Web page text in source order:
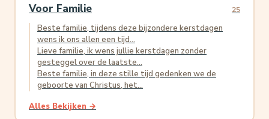
Voor Familie 25
Beste familie, tijdens deze bijzondere kerstdagen
wens ik ons allen een tijd...
Lieve familie, ik wens jullie kerstdagen zonder
gesteggel over de laatste...
Beste familie, in deze stille tijd gedenken we de
geboorte van Christus, het...
Alles Bekijken →